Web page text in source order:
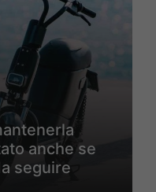
anche se
seguire